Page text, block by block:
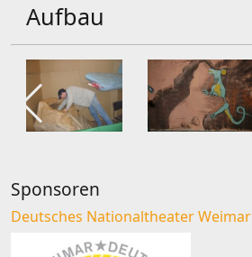
Aufbau
Sponsoren
Deutsches Nationaltheater Weimar